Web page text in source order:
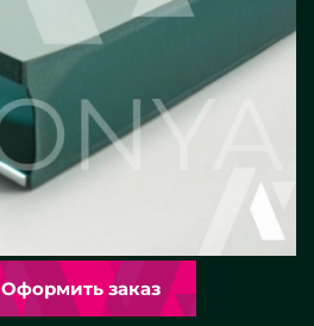
Оформить заказ